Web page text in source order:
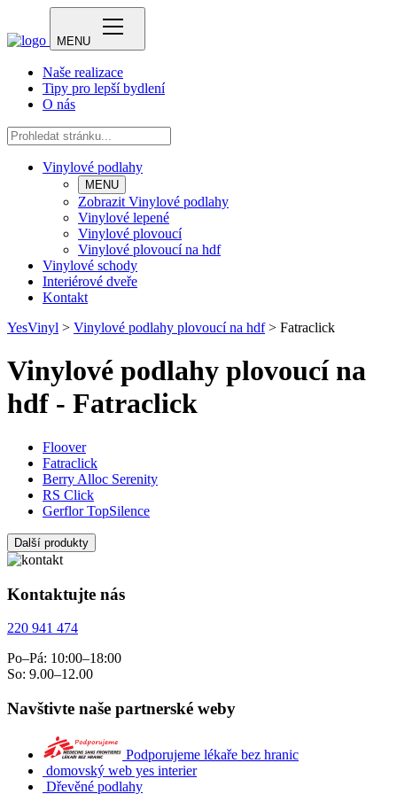
MENU
Naše realizace
Tipy pro lepší bydlení
O nás
Vinylové podlahy
MENU
Zobrazit Vinylové podlahy
Vinylové lepené
Vinylové plovoucí
Vinylové plovoucí na hdf
Vinylové schody
Interiérové dveře
Kontakt
YesVinyl > Vinylové podlahy plovoucí na hdf> Fatraclick
Vinylové podlahy plovoucí na
hdf - Fatraclick
Floover
Fatraclick
Berry Alloc Serenity
RS Click
Gerflor TopSilence
Další produkty
Kontaktujte nás
220 941 474
Po–Pá: 10:00–18:00
So: 9.00–12.00
Navštivte naše partnerské weby
Podporujeme lékaře bez hranic
domovský web yes interier
Dřevěné podlahy